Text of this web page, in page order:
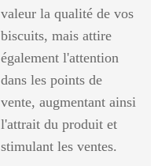
valeur la qualité de vos
biscuits, mais attire
également l'attention
dans les points de
vente, augmentant ainsi
l'attrait du produit et
stimulant les ventes.